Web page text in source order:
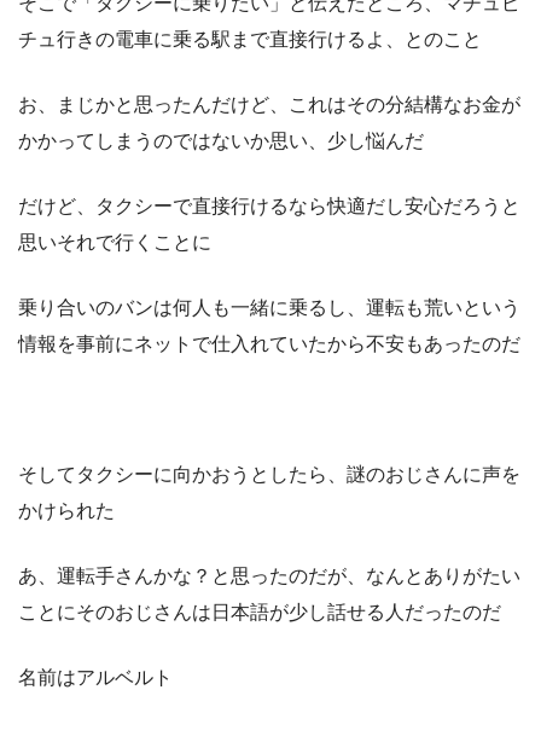
チュ行きの電車に乗る駅まで直接行けるよ、とのこと
お、まじかと思ったんだけど、これはその分結構なお金が
かかってしまうのではないか思い、少し悩んだ
だけど、タクシーで直接行けるなら快適だし安心だろうと
思いそれで行くことに
乗り合いのバンは何人も一緒に乗るし、運転も荒いという
情報を事前にネットで仕入れていたから不安もあったのだ
そしてタクシーに向かおうとしたら、謎のおじさんに声を
かけられた
あ、運転手さんかな？と思ったのだが、なんとありがたい
ことにそのおじさんは日本語が少し話せる人だったのだ
名前はアルベルト